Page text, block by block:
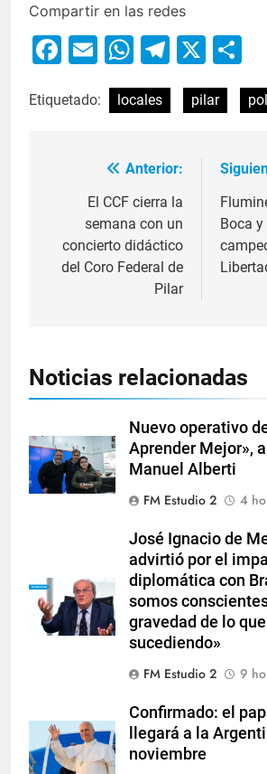
Compartir en las redes
Facebook
EmailWhatsApp
X
Etiquetado: locales pilar
Anterior:
El CCF cierra la
semana con un
concierto didáctico
del Coro Federal de
Pilar
Boca
Noticias relacionadas
Nuevo operativo
Aprender Mejor»,
Manuel Alberti
FM Estudio 2
4
José Ignacio de
advirtió por el
diplomática con
somos
gravedad de lo
sucediendo»
FM Estudio 2
9
Confirmado: el
llegará a la
noviembre